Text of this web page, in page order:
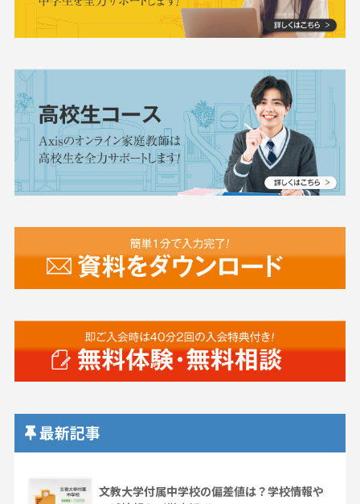
最新記事
文教大学付属中学校の偏差値は？学校情報や